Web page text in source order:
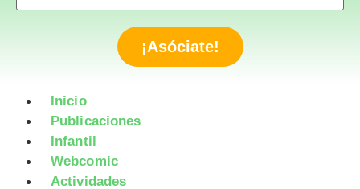
¡Asóciate!
Inicio
Publicaciones
Infantil
Webcomic
Actividades